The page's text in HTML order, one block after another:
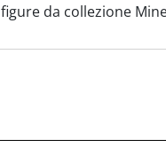
figure da collezione